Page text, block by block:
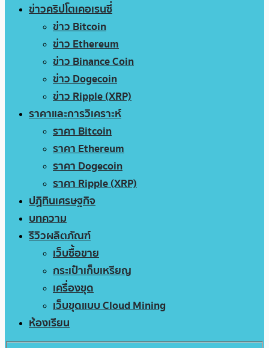
ข่าวคริปโตเคอเรนซี่
ข่าว Bitcoin
ข่าว Ethereum
ข่าว Binance Coin
ข่าว Dogecoin
ข่าว Ripple (XRP)
ราคาและการวิเคราะห์
ราคา Bitcoin
ราคา Ethereum
ราคา Dogecoin
ราคา Ripple (XRP)
ปฏิทินเศรษฐกิจ
บทความ
รีวิวผลิตภัณฑ์
เว็บซื้อขาย
กระเป๋าเก็บเหรียญ
เครื่องขุด
เว็บขุดแบบ Cloud Mining
ห้องเรียน